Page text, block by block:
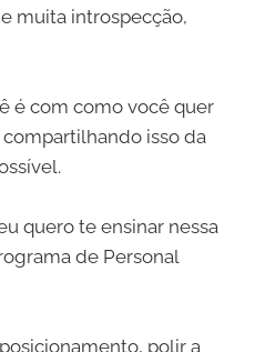
muita introspecção,
é com como você quer
isso da
quero te ensinar nessa
de Personal
polir a